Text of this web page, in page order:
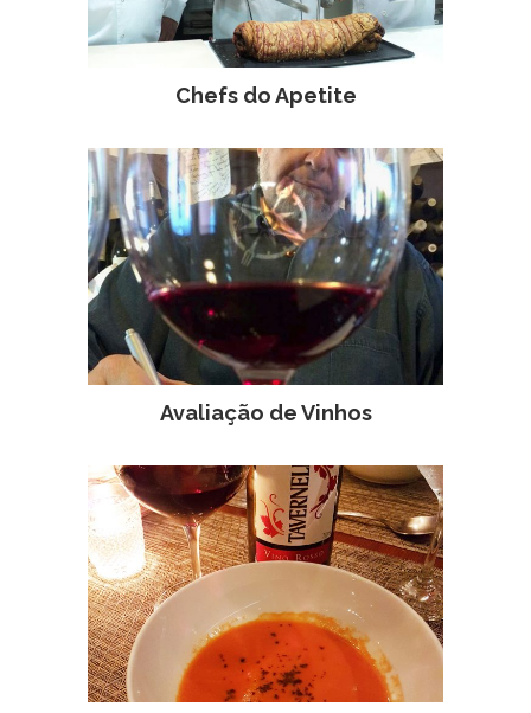
Chefs do Apetite
Avaliação de Vinhos